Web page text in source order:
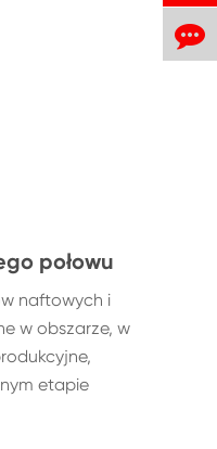
połowu
naftowych i
w obszarze, w
etapie